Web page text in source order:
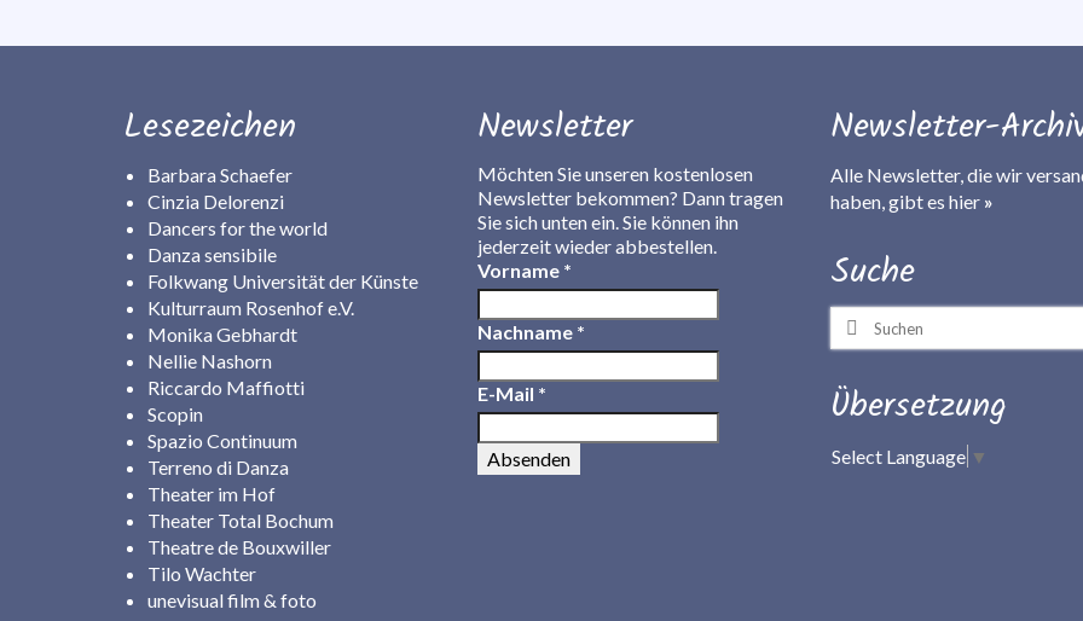
Lesezeichen
Barbara Schaefer
Cinzia Delorenzi
Dancers for the world
Danza sensibile
Folkwang Universität der Künste
Kulturraum Rosenhof e.V.
Monika Gebhardt
Nellie Nashorn
Riccardo Maffiotti
Scopin
Spazio Continuum
Terreno di Danza
Theater im Hof
Theater Total Bochum
Theatre de Bouxwiller
Tilo Wachter
unevisual film & foto
Newsletter
Möchten Sie unseren kostenlosen
Newsletter bekommen? Dann tragen
Sie sich unten ein. Sie können ihn
jederzeit wieder abbestellen.
Vorname *
Nachname *
E-Mail *
Newsletter-
Alle Newsletter, die wir
haben, gibt es hier »
Suche
Suchen
nach:
Übersetzung
Select Language ▼